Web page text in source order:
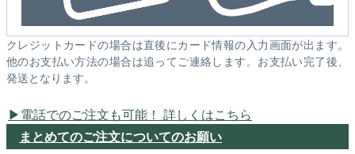
クレジットカードの場合は直後にカード情報の入力画面が出ます。
他のお支払い方法の場合は追ってご連絡します。お支払い完了後、
発送となります。
電話でのご注文も可能！ 詳しくはこちら
まとめてのご注文についてのお願い